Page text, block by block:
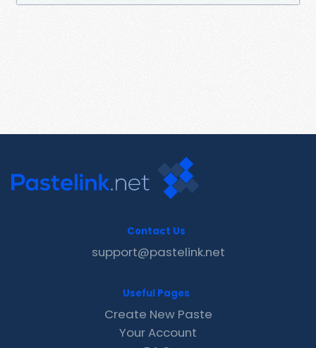
Contact Us
support@pastelink.net
Useful Pages
Create New Paste
Your Account